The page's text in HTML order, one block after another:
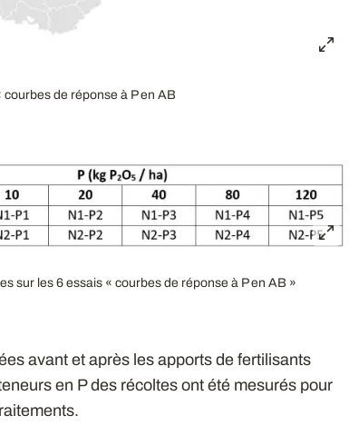
de réponse à P en AB
sur les 6 essais « courbes de réponse à P en AB »
avant et après les apports de fertilisants
en P des récoltes ont été mesurés pour